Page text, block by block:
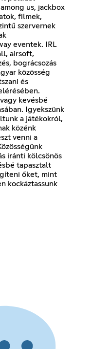
us, jackbox
filmek,
szervernek
eventek. IRL
airsoft,
bográcsozás
közösség
és
kevésbé
Igyekszünk
a játékokról,
közénk
venni a
iránti kölcsönös
tapasztalt
őket, mint
kockáztassunk